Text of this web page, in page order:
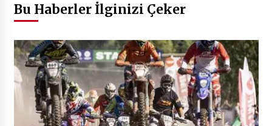
Bu Haberler İlginizi Çeker